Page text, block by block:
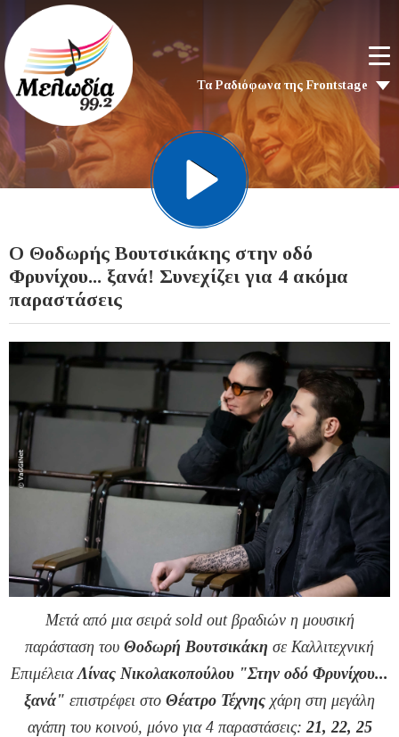
Τα Ραδιόφωνα της Frontstage
Ο Θοδωρής Βουτσικάκης στην οδό
Φρυνίχου... ξανά! Συνεχίζει για 4 ακόμα
παραστάσεις
Μετά από μια σειρά sold out βραδιών η μουσική
παράσταση του Θοδωρή Βουτσικάκη σε Καλλιτεχνική
Επιμέλεια Λίνας Νικολακοπούλου "Στην οδό Φρυνίχου...
ξανά" επιστρέφει στο Θέατρο Τέχνης χάρη στη μεγάλη
αγάπη του κοινού, μόνο για 4 παραστάσεις: 21, 22, 25